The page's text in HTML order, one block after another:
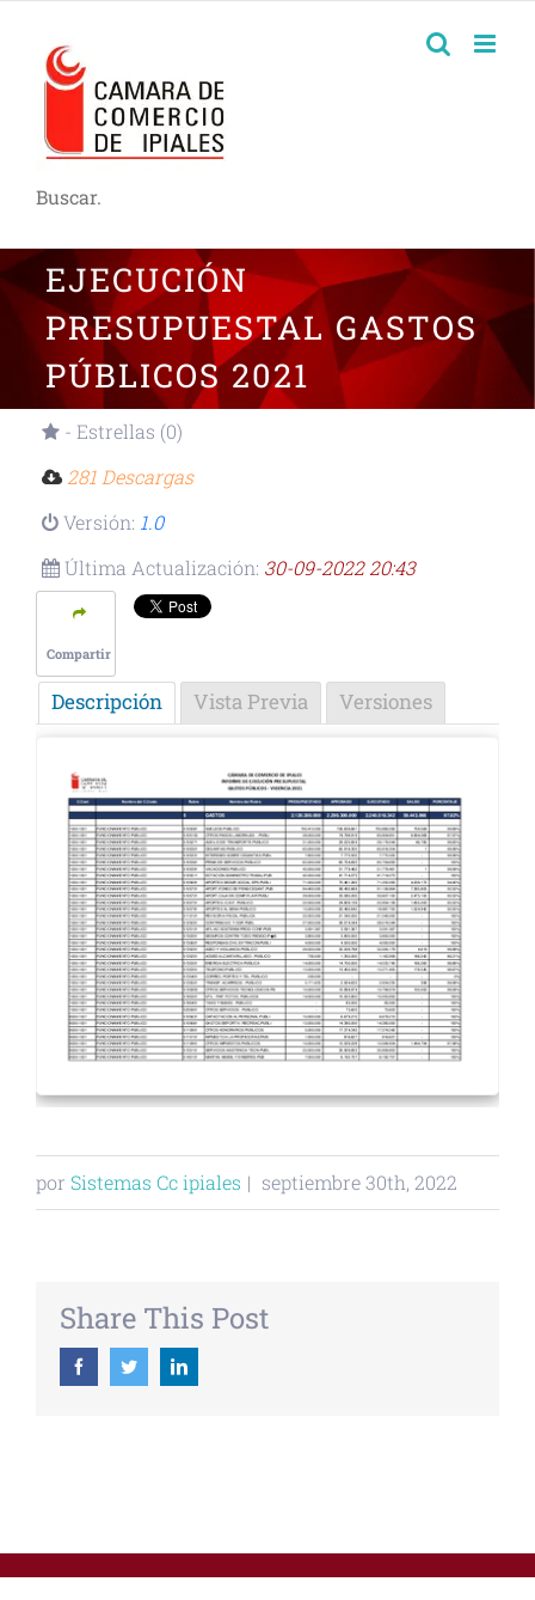
Buscar.
EJECUCIÓN
PRESUPUESTAL GASTOS
PÚBLICOS 2021
- Estrellas (0)
281 Descargas
Versión: 1.0
Última Actualización: 30-09-2022 20:43
Compartir
Descripción Vista Previa Versiones
por Sistemas Cc ipiales | septiembre 30th, 2022
Share This Post
FacebookTwitterLinkedin